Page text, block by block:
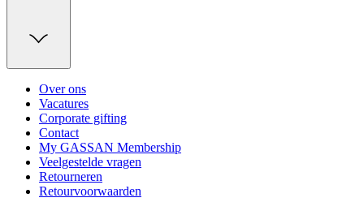
Over ons
Vacatures
Corporate gifting
Contact
My GASSAN Membership
Veelgestelde vragen
Retourneren
Retourvoorwaarden